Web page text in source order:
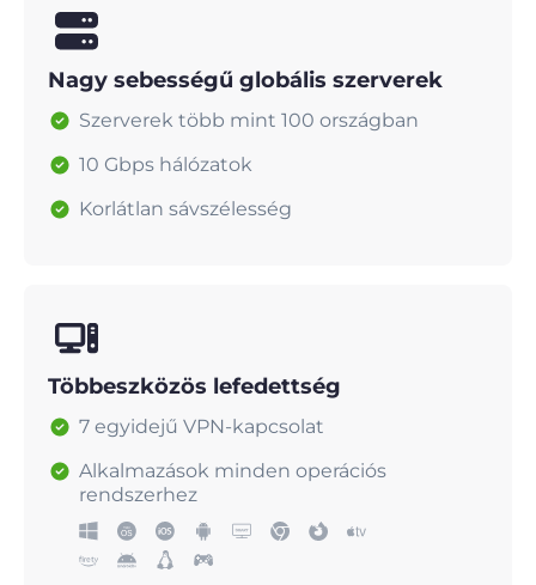
Nagy sebességű globális szerverek
Szerverek több mint 100 országban
10 Gbps hálózatok
Korlátlan sávszélesség
Többeszközös lefedettség
7 egyidejű VPN-kapcsolat
Alkalmazások minden operációs
rendszerhez